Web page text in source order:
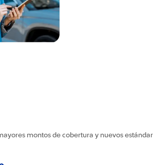
montos de cobertura y nuevos